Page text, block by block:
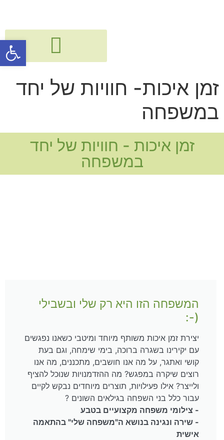
זמן איכות- חוויות של יחד
במשפחה
זמן איכות - חוויות של יחד
במשפחה
המשפחה הזו היא רק שלי ובשבילי
(-:
יצירת זמן איכות משותף מיוחד ומיטבי כשאנו נפגשים
עם יקירינו בשגרה ברוכה, בימי שימחה, וגם בעת
קושי ואתגר, על מה אנו חושבים, מתכננים, מה אנו
רוצים שיקרה במפגש? מה ההזדמנויות שנוכל להציף
ולייצר? אילו פעילויות, תוצרים מיוחדים נבקש לקיים
עבור כלל בני השפחה בגילאים השונים ?
- צילומי משפחה מקצועיים בטבע
- שירה ונגינה בנושא ה"משפחה שלי" בהתאמה
אישית
פתח